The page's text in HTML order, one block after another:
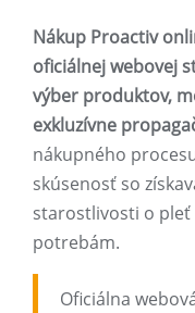
Nákup Proactiv
oficiálnej webovej
výber produktov,
exkluzívne
nákupného
skúsenosť so
starostlivosti o
potrebám.
Oficiálna